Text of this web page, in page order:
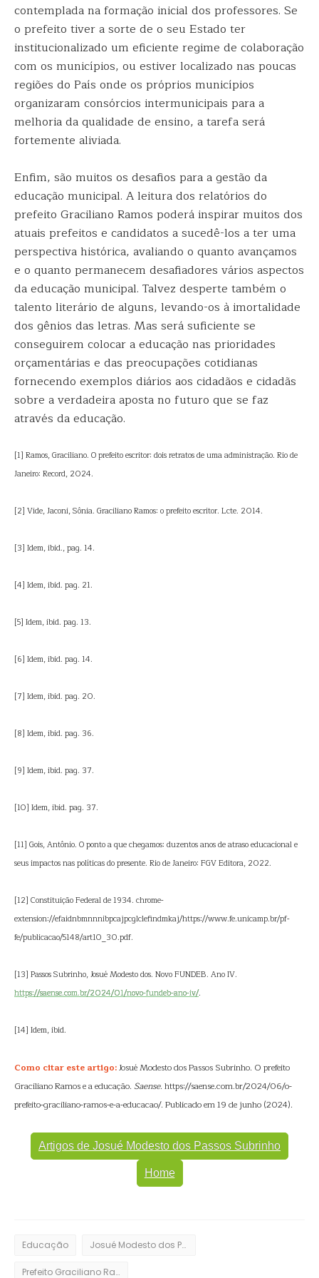
contemplada na formação inicial dos professores. Se
o prefeito tiver a sorte de o seu Estado ter
institucionalizado um eficiente regime de colaboração
com os municípios, ou estiver localizado nas poucas
regiões do País onde os próprios municípios
organizaram consórcios intermunicipais para a
melhoria da qualidade de ensino, a tarefa será
fortemente aliviada.
Enfim, são muitos os desafios para a gestão da
educação municipal. A leitura dos relatórios do
prefeito Graciliano Ramos poderá inspirar muitos dos
atuais prefeitos e candidatos a sucedê-los a ter uma
perspectiva histórica, avaliando o quanto avançamos
e o quanto permanecem desafiadores vários aspectos
da educação municipal. Talvez desperte também o
talento literário de alguns, levando-os à imortalidade
dos gênios das letras. Mas será suficiente se
conseguirem colocar a educação nas prioridades
orçamentárias e das preocupações cotidianas
fornecendo exemplos diários aos cidadãos e cidadãs
sobre a verdadeira aposta no futuro que se faz
através da educação.
[1] Ramos, Graciliano. O prefeito escritor: dois retratos de uma administração. Rio de
Janeiro: Record, 2024.
[2] Vide, Jaconi, Sônia. Graciliano Ramos: o prefeito escritor. Lcte. 2014.
[3] Idem, ibid., pag. 14.
[4] Idem, ibid. pag. 21.
[5] Idem, ibid. pag. 13.
[6] Idem, ibid. pag. 14.
[7] Idem, ibid. pag. 20.
[8] Idem, ibid. pag. 36.
[9] Idem, ibid. pag. 37.
[10] Idem, ibid. pag. 37.
[11] Gois, Antônio. O ponto a que chegamos: duzentos anos de atraso educacional e
seus impactos nas políticas do presente. Rio de Janeiro: FGV Editora, 2022.
[12] Constituição Federal de 1934. chrome-
extension://efaidnbmnnnibpcajpcglclefindmkaj/https://www.fe.unicamp.br/pf-
fe/publicacao/5148/art10_30.pdf.
[13] Passos Subrinho, Josué Modesto dos. Novo FUNDEB. Ano IV.
https://saense.com.br/2024/01/novo-fundeb-ano-iv/.
[14] Idem, ibid.
Como citar este artigo:Josué Modesto dos Passos Subrinho. O prefeito
Graciliano Ramos e a educação. Saense. https://saense.com.br/2024/06/o-
prefeito-graciliano-ramos-e-a-educacao/. Publicado em 19 de junho (2024).
Artigos de Josué Modesto dos Passos Subrinho
Home
Educação Josué Modesto dos Passos Subrinho
Prefeito Graciliano Ramos